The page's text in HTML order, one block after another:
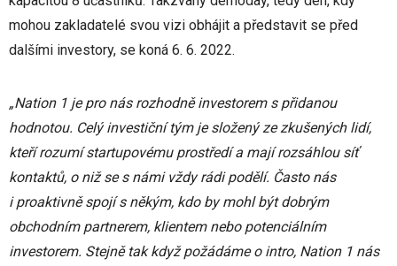
mohou zakladatelé svou vizi obhájit a představit se před
dalšími investory, se koná 6. 6. 2022.
„Nation 1 je pro nás rozhodně investorem s přidanou
hodnotou. Celý investiční tým je složený ze zkušených lidí,
kteří rozumí startupovému prostředí a mají rozsáhlou síť
kontaktů, o niž se s námi vždy rádi podělí. Často nás
i proaktivně spojí s někým, kdo by mohl být dobrým
obchodním partnerem, klientem nebo potenciálním
investorem. Stejně tak když požádáme o intro, Nation 1 nás